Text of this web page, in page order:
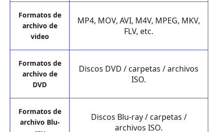
Formatos de
archivo de
video
MP4, MOV, AVI, M4V, MPEG, MKV,
FLV, etc.
Formatos de
archivo de
DVD
Discos DVD / carpetas / archivos
ISO.
Formatos de
archivo Blu-
Discos Blu-ray / carpetas /
archivos ISO.